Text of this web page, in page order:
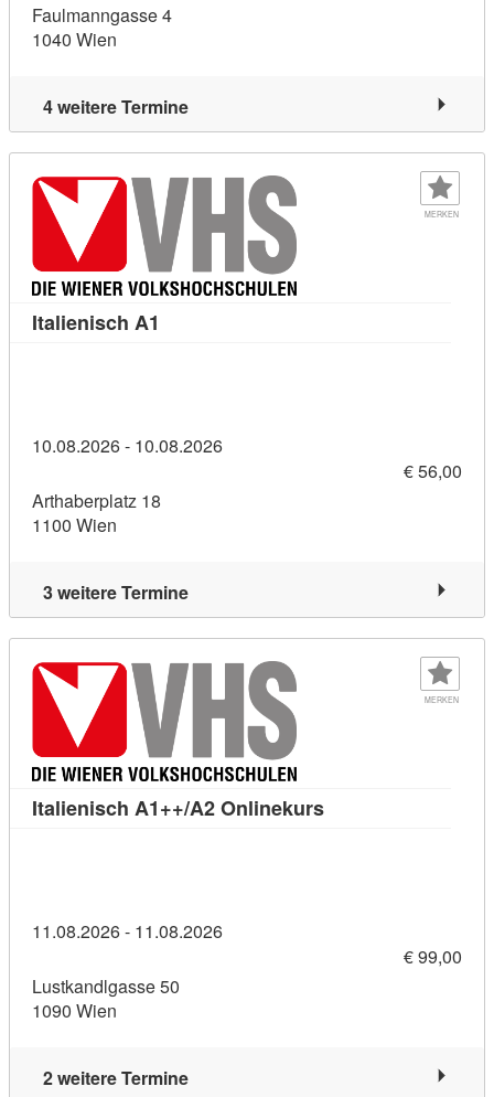
Faulmanngasse 4
1040 Wien
4 weitere Termine
MERKEN
Italienisch A1
10.08.2026 - 10.08.2026
€ 56,00
Arthaberplatz 18
1100 Wien
3 weitere Termine
MERKEN
Italienisch A1++/A2 OnlinekursKursdetail:
11.08.2026 - 11.08.2026
€ 99,00
Lustkandlgasse 50
1090 Wien
2 weitere Termine